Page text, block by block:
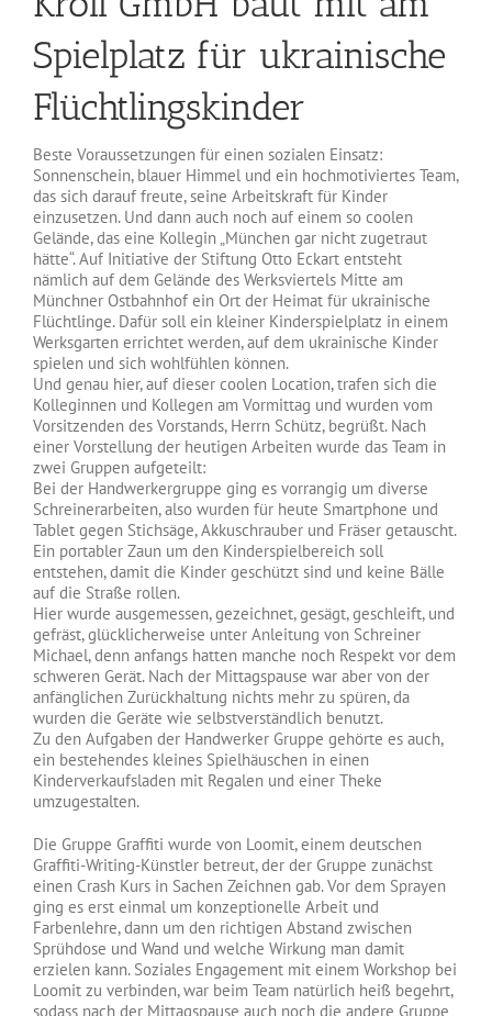
Spielplatz für ukrainische
Flüchtlingskinder
Beste Voraussetzungen für einen sozialen Einsatz:
Sonnenschein, blauer Himmel und ein hochmotiviertes Team,
das sich darauf freute, seine Arbeitskraft für Kinder
einzusetzen. Und dann auch noch auf einem so coolen
Gelände, das eine Kollegin „München gar nicht zugetraut
hätte“. Auf Initiative der Stiftung Otto Eckart entsteht
nämlich auf dem Gelände des Werksviertels Mitte am
Münchner Ostbahnhof ein Ort der Heimat für ukrainische
Flüchtlinge. Dafür soll ein kleiner Kinderspielplatz in einem
Werksgarten errichtet werden, auf dem ukrainische Kinder
spielen und sich wohlfühlen können.
Und genau hier, auf dieser coolen Location, trafen sich die
Kolleginnen und Kollegen am Vormittag und wurden vom
Vorsitzenden des Vorstands, Herrn Schütz, begrüßt. Nach
einer Vorstellung der heutigen Arbeiten wurde das Team in
zwei Gruppen aufgeteilt:
Bei der Handwerkergruppe ging es vorrangig um diverse
Schreinerarbeiten, also wurden für heute Smartphone und
Tablet gegen Stichsäge, Akkuschrauber und Fräser getauscht.
Ein portabler Zaun um den Kinderspielbereich soll
entstehen, damit die Kinder geschützt sind und keine Bälle
auf die Straße rollen.
Hier wurde ausgemessen, gezeichnet, gesägt, geschleift, und
gefräst, glücklicherweise unter Anleitung von Schreiner
Michael, denn anfangs hatten manche noch Respekt vor dem
schweren Gerät. Nach der Mittagspause war aber von der
anfänglichen Zurückhaltung nichts mehr zu spüren, da
wurden die Geräte wie selbstverständlich benutzt.
Zu den Aufgaben der Handwerker Gruppe gehörte es auch,
ein bestehendes kleines Spielhäuschen in einen
Kinderverkaufsladen mit Regalen und einer Theke
umzugestalten.
Die Gruppe Graffiti wurde von Loomit, einem deutschen
Graffiti-Writing-Künstler betreut, der der Gruppe zunächst
einen Crash Kurs in Sachen Zeichnen gab. Vor dem Sprayen
ging es erst einmal um konzeptionelle Arbeit und
Farbenlehre, dann um den richtigen Abstand zwischen
Sprühdose und Wand und welche Wirkung man damit
erzielen kann. Soziales Engagement mit einem Workshop bei
Loomit zu verbinden, war beim Team natürlich heiß begehrt,
sodass nach der Mittagspause auch noch die andere Gruppe